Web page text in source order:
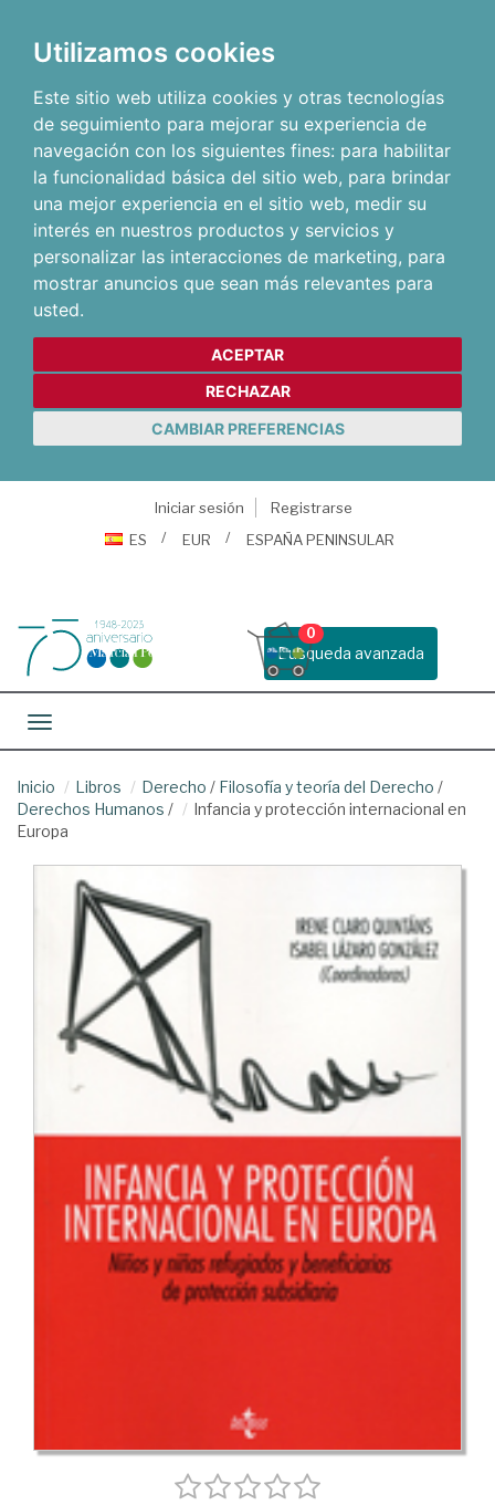
Utilizamos cookies
Este sitio web utiliza cookies y otras tecnologías
de seguimiento para mejorar su experiencia de
navegación con los siguientes fines: para habilitar
la funcionalidad básica del sitio web, para brindar
una mejor experiencia en el sitio web, medir su
interés en nuestros productos y servicios y
personalizar las interacciones de marketing, para
mostrar anuncios que sean más relevantes para
usted.
ACEPTAR
RECHAZAR
CAMBIAR PREFERENCIAS
Iniciar sesión
Registrarse
ES
EUR ESPAÑA PENINSULAR
Busqueda avanzada
0
Toggle navigation
Inicio Libros Derecho / Filosofía y teoría del Derecho /
Derechos Humanos /
Infancia y protección internacional en
Europa